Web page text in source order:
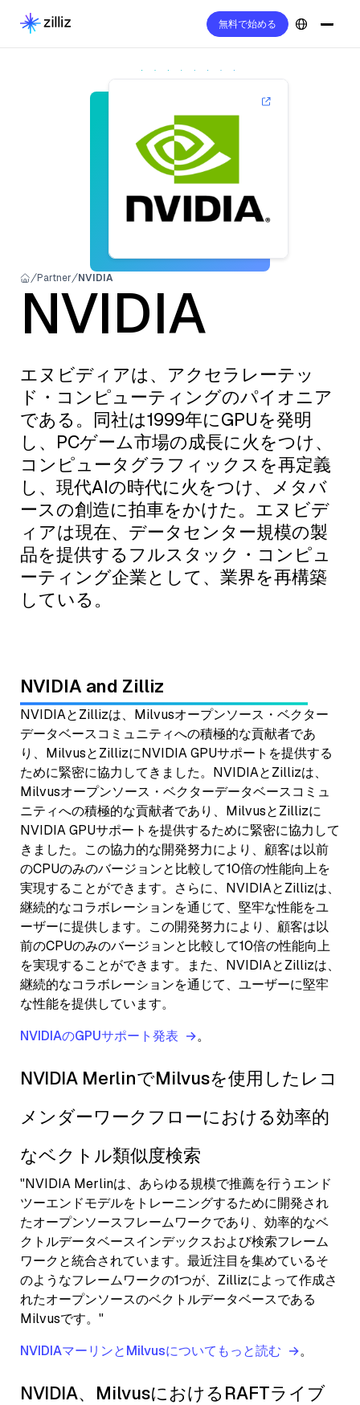
無料で始める
Partner NVIDIA
NVIDIA
エヌビディアは、アクセラレーテッ
ド・コンピューティングのパイオニア
である。同社は1999年にGPUを発明
し、PCゲーム市場の成長に火をつけ、
コンピュータグラフィックスを再定義
し、現代AIの時代に火をつけ、メタバ
ースの創造に拍車をかけた。エヌビデ
ィアは現在、データセンター規模の製
品を提供するフルスタック・コンピュ
ーティング企業として、業界を再構築
している。
NVIDIA and Zilliz
NVIDIAとZillizは、Milvusオープンソース・ベクター
データベースコミュニティへの積極的な貢献者であ
り、MilvusとZillizにNVIDIA GPUサポートを提供する
ために緊密に協力してきました。NVIDIAとZillizは、
Milvusオープンソース・ベクターデータベースコミュ
ニティへの積極的な貢献者であり、MilvusとZillizに
NVIDIA GPUサポートを提供するために緊密に協力して
きました。この協力的な開発努力により、顧客は以前
のCPUのみのバージョンと比較して10倍の性能向上を
実現することができます。さらに、NVIDIAとZillizは、
継続的なコラボレーションを通じて、堅牢な性能をユ
ーザーに提供します。この開発努力により、顧客は以
前のCPUのみのバージョンと比較して10倍の性能向上
を実現することができます。また、NVIDIAとZillizは、
継続的なコラボレーションを通じて、ユーザーに堅牢
な性能を提供しています。
NVIDIAのGPUサポート発表
。
NVIDIA MerlinでMilvusを使用したレコ
メンダーワークフローにおける効率的
なベクトル類似度検索
"NVIDIA Merlinは、あらゆる規模で推薦を行うエンド
ツーエンドモデルをトレーニングするために開発され
たオープンソースフレームワークであり、効率的なベ
クトルデータベースインデックスおよび検索フレーム
ワークと統合されています。最近注目を集めているそ
のようなフレームワークの1つが、Zillizによって作成さ
れたオープンソースのベクトルデータベースである
Milvusです。"
NVIDIAマーリンとMilvusについてもっと読む
。
NVIDIA、MilvusにおけるRAFTライブ